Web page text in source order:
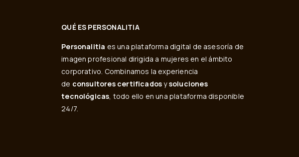
QUÉ ES PERSONALITIA
Personalitia es una plataforma digital de asesoría de
imagen profesional dirigida a mujeres en el ámbito
corporativo. Combinamos la experiencia
de consultores certificadosysoluciones
tecnológicas, todo ello en una plataforma disponible
24/7.